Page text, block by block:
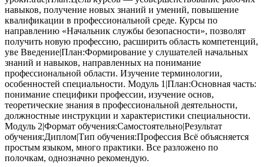
навыков, получение новых знаний и умений, повышение
квалификации в профессиональной среде. Курсы по
направлению «Начальник службы безопасности», позволят
получить новую профессию, расширить область компетенций,
уве Введение|План:Формирование у слушателей начальных
знаний и навыков, направленных на понимание
профессиональной области. Изучение терминологии,
особенностей специальности. Модуль 1|План:Основная часть:
понимание специфики профессии, изучение основ,
теоретические знания в профессиональной деятельности,
должностные инструкции и характеристики специальности.
Модуль 2|Формат обучения:Самостоятельно|Результат
обучения:Диплом|Тип обучения:Профессия Всё объясняется
простым языком, много практики. Все разложено по
полочкам, однозначно рекомендую.